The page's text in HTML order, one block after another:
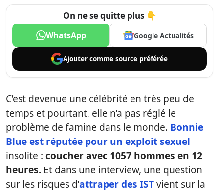
On ne se quitte plus 👇
WhatsApp Google Actualités
Ajouter comme source préférée
C’est devenue une célébrité en très peu de
temps et pourtant, elle n’a pas réglé le
problème de famine dans le monde. Bonnie
Blue est réputée pour un exploit sexuel
insolite : coucher avec 1057 hommes en 12
heures. Et dans une interview, une question
sur les risques d’attraper des ISTvient sur la